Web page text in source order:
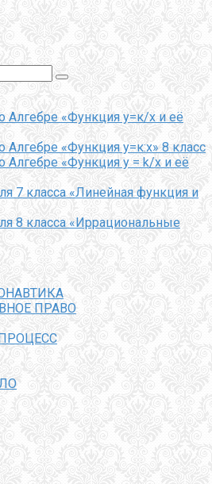
Алгебре «Функция у=к/х и её
Алгебре «Функция у=к:х» 8 класс
Алгебре «Функция y = k/x и её
7 класса «Линейная функция и
8 класса «Иррациональные
ПРАВО